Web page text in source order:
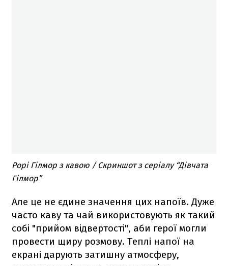
Рорі Гілмор з кавою / Скриншот з серіалу “Дівчата
Гілмор”
Але це не єдине значення цих напоїв. Дуже
часто каву та чай використовують як такий
собі "прийом відвертості", аби герої могли
провести щиру розмову. Теплі напої на
екрані дарують затишну атмосферу,